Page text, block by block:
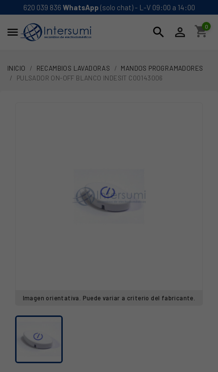
620 039 836 WhatsApp (solo chat) - L-V 09:00 a 14:00
 search  shopping_cart
0
INICIO RECAMBIOS LAVADORAS
MANDOS PROGRAMADORES
PULSADOR ON-OFF BLANCO INDESIT C00143006
Imagen orientativa. Puede variar a criterio del fabricante.